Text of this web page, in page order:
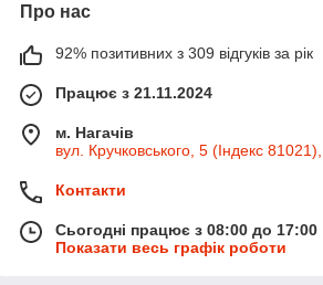
Про нас
92% позитивних з 309 відгуків за рік
Працює з 21.11.2024
м. Нагачів
вул. Кручковського, 5 (Індекс
Контакти
Сьогодні працює з 08:00 до 17:00
Показати весь графік роботи